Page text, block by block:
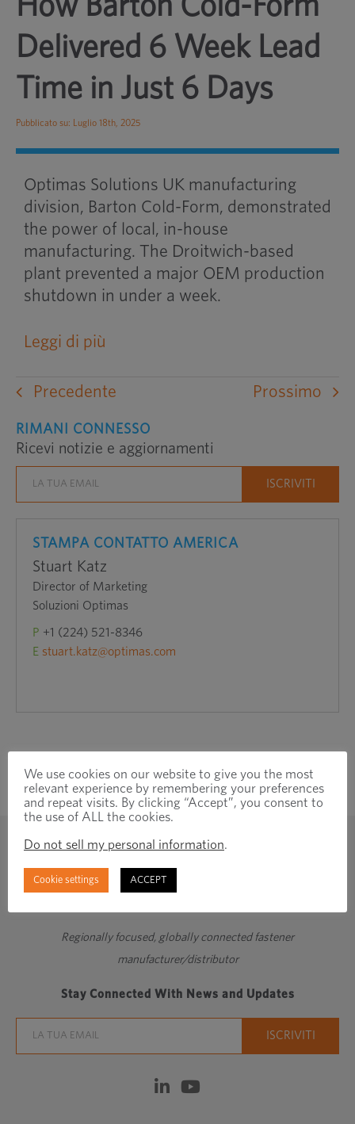
How Barton Cold-Form
Delivered 6 Week Lead
Time in Just 6 Days
Pubblicato su: Luglio 18th, 2025
Optimas Solutions UK manufacturing
division, Barton Cold-Form, demonstrated
the power of local, in-house
manufacturing. The Droitwich-based
plant prevented a major OEM production
shutdown in under a week.
Leggi di più
Precedente Prossimo
RIMANI CONNESSO
Ricevi notizie e aggiornamenti
STAMPA CONTATTO AMERICA
Stuart Katz
Director of Marketing
Soluzioni Optimas
P +1 (224) 521-8346
E stuart.katz@optimas.com
Regionally focused, globally connected fastener
manufacturer/distributor
Stay Connected With News and Updates
We use cookies on our website to give you the most
relevant experience by remembering your preferences
and repeat visits. By clicking “Accept”, you consent to
the use of ALL the cookies.
Do not sell my personal information.
Cookie settings ACCEPT